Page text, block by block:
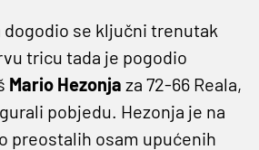
dogodio se ključni trenutak
tricu tada je pogodio
Mario Hezonja za 72-66 Reala,
pobjedu. Hezonja je na
preostalih osam upućenih